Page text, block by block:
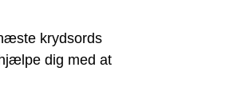
krydsords
dig med at